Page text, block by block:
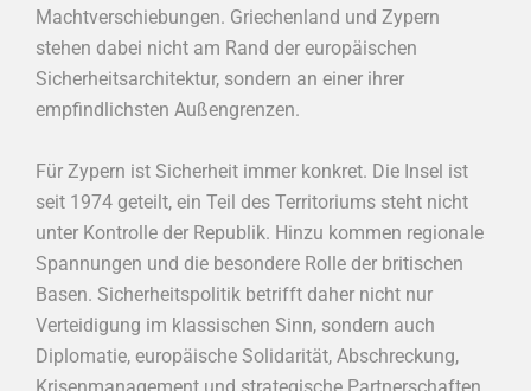
Machtverschiebungen. Griechenland und Zypern
stehen dabei nicht am Rand der europäischen
Sicherheitsarchitektur, sondern an einer ihrer
empfindlichsten Außengrenzen.
Für Zypern ist Sicherheit immer konkret. Die Insel ist
seit 1974 geteilt, ein Teil des Territoriums steht nicht
unter Kontrolle der Republik. Hinzu kommen regionale
Spannungen und die besondere Rolle der britischen
Basen. Sicherheitspolitik betrifft daher nicht nur
Verteidigung im klassischen Sinn, sondern auch
Diplomatie, europäische Solidarität, Abschreckung,
Krisenmanagement und strategische Partnerschaften.